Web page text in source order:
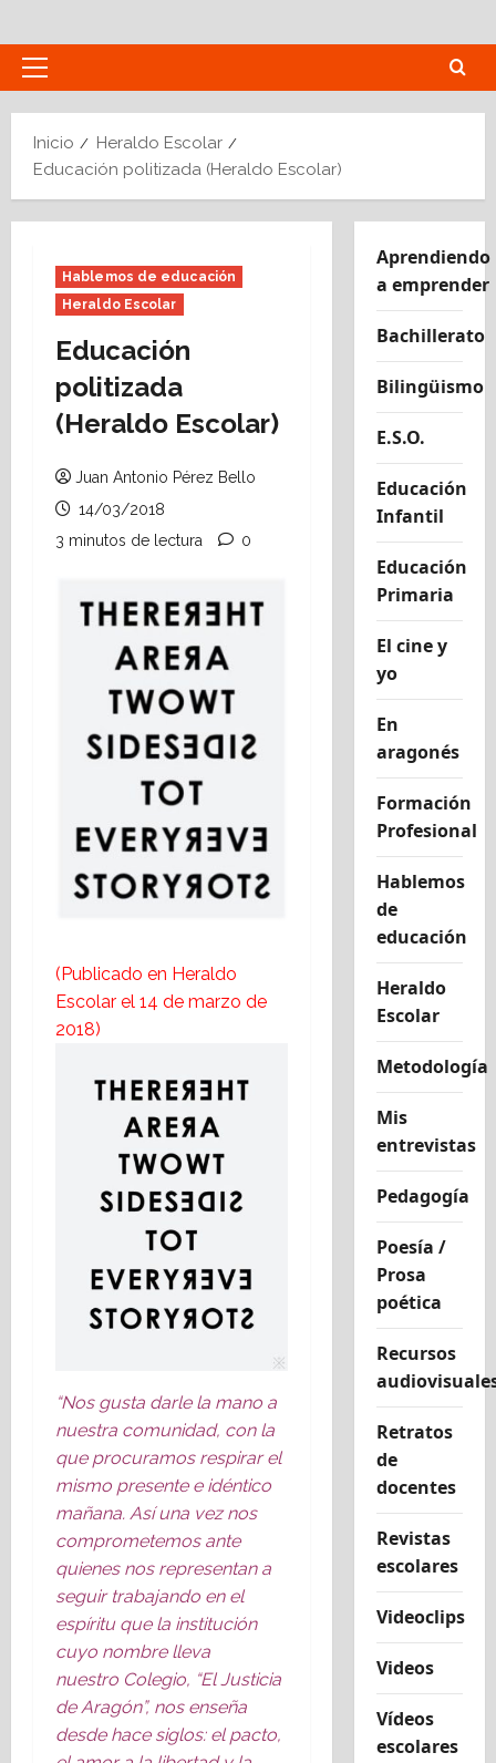
al
contenido
Menú
Inicio
Heraldo Escolar
Educación politizada (Heraldo Escolar)
Hablemos de educación
Heraldo Escolar
Educación
politizada
(Heraldo Escolar)
Juan Antonio Pérez Bello
14/03/2018
3 minutos de lectura
0
(Publicado en Heraldo
Escolar el 14 de marzo de
2018)
“Nos gusta darle la mano a
nuestra comunidad, con la
que procuramos respirar el
mismo presente e idéntico
mañana. Así una vez nos
comprometemos ante
quienes nos representan a
seguir trabajando en el
espíritu que la institución
cuyo nombre lleva
nuestro Colegio, “El Justicia
de Aragón”, nos enseña
desde hace siglos: el pacto,
Aprendiendo
a emprender
Bachillerato
Bilingüismo
E.S.O.
Educación
Infantil
Educación
Primaria
El cine y
yo
En
aragonés
Formación
Profesional
Hablemos
de
educación
Heraldo
Escolar
Metodología
Mis
entrevistas
Pedagogía
Poesía /
Prosa
poética
Recursos
Retratos
de
docentes
Revistas
escolares
Videoclips
Videos
Vídeos
escolares